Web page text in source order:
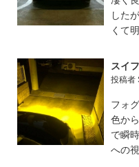
した
くて
スイ
投稿者
フォ
色か
で瞬
への